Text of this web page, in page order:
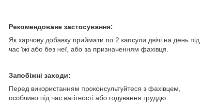
Рекомендоване застосування:
Як харчову добавку приймати по 2 капсули двічі на день під
час їжі або без неї, або за призначенням фахівця.
Запобіжні заходи:
Перед використанням проконсультуйтеся з фахівцем,
особливо під час вагітності або годування груддю.